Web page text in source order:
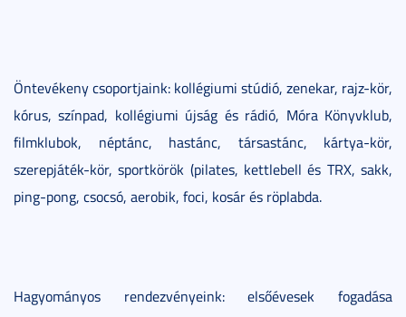
Öntevékeny csoportjaink: kollégiumi stúdió, zenekar, rajz-kör,
kórus, színpad, kollégiumi újság és rádió, Móra Könyvklub,
filmklubok, néptánc, hastánc, társastánc, kártya-kör,
szerepjáték-kör, sportkörök (pilates, kettlebell és TRX, sakk,
ping-pong, csocsó, aerobik, foci, kosár és röplabda.
Hagyományos rendezvényeink: elsőévesek fogadása